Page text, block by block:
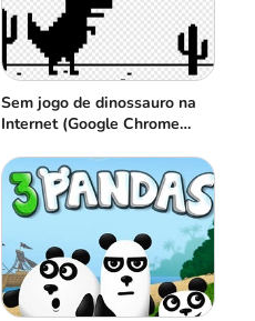
Sem jogo de dinossauro na
Internet (Google Chrome